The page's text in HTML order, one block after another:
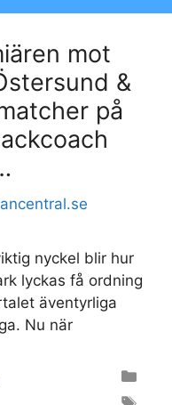
mot
&
på
nyckel blir hur
lyckas få ordning
äventyrliga
Nu när